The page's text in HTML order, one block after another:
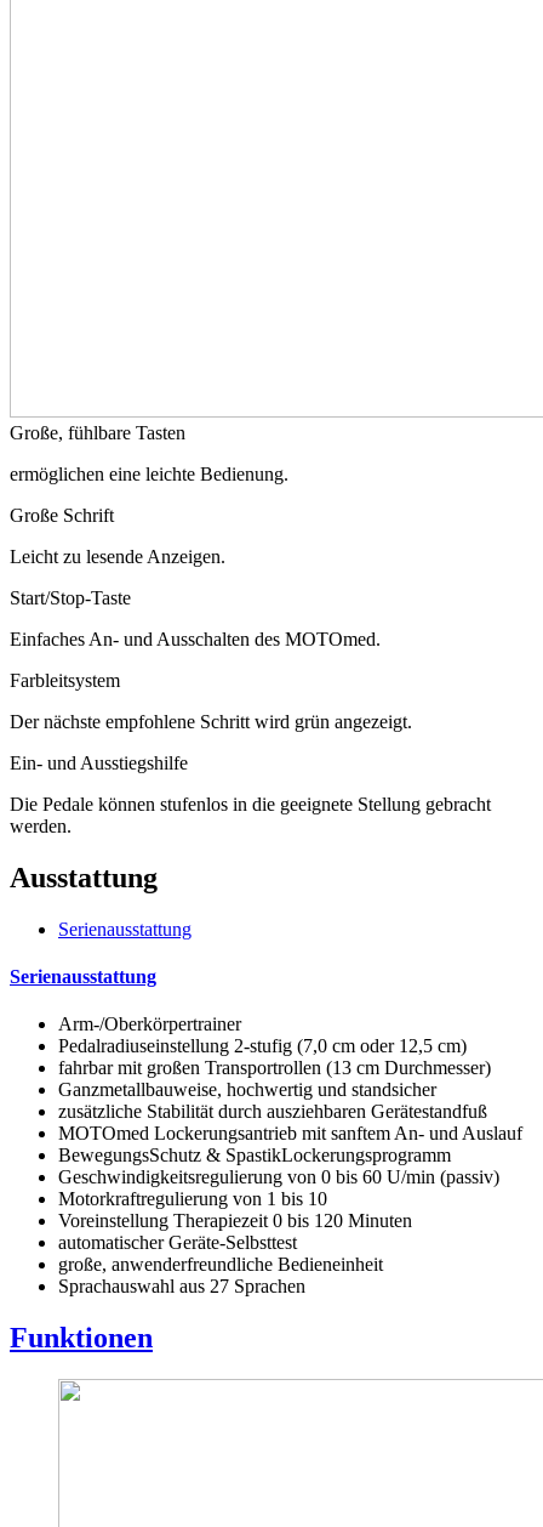
Große, fühlbare Tasten
ermöglichen eine leichte Bedienung.
Große Schrift
Leicht zu lesende Anzeigen.
Start/Stop-Taste
Einfaches An- und Ausschalten des MOTOmed.
Farbleitsystem
Der nächste empfohlene Schritt wird grün angezeigt.
Ein- und Ausstiegshilfe
Die Pedale können stufenlos in die geeignete Stellung gebracht
werden.
Ausstattung
Serienausstattung
Serienausstattung
Arm-/Oberkörpertrainer
Pedalradiuseinstellung 2-stufig (7,0 cm oder 12,5 cm)
fahrbar mit großen Transportrollen (13 cm Durchmesser)
Ganzmetallbauweise, hochwertig und standsicher
zusätzliche Stabilität durch ausziehbaren Gerätestandfuß
MOTOmed Lockerungsantrieb mit sanftem An- und Auslauf
BewegungsSchutz & SpastikLockerungsprogramm
Geschwindigkeitsregulierung von 0 bis 60 U/min (passiv)
Motorkraftregulierung von 1 bis 10
Voreinstellung Therapiezeit 0 bis 120 Minuten
automatischer Geräte-Selbsttest
große, anwenderfreundliche Bedieneinheit
Sprachauswahl aus 27 Sprachen
Funktionen